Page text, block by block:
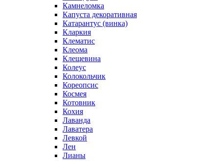
Камнеломка
Капуста декоративная
Катарантус (винка)
Кларкия
Клематис
Клеома
Клещевина
Колеус
Колокольчик
Кореопсис
Космея
Котовник
Кохия
Лаванда
Лаватера
Левкой
Лен
Лианы